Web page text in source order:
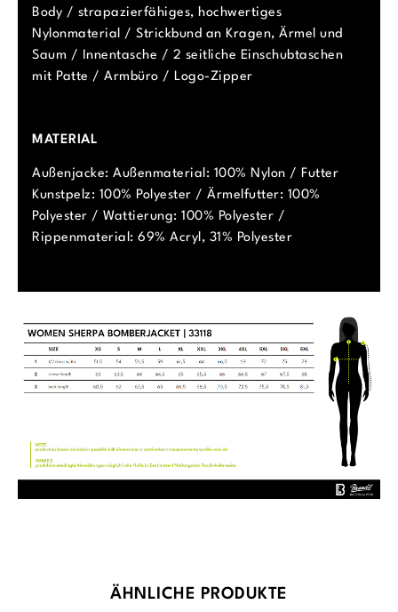
Body / strapazierfähiges, hochwertiges
Nylonmaterial / Strickbund an Kragen, Ärmel und
Saum / Innentasche / 2 seitliche Einschubtaschen
mit Patte / Armbüro / Logo-Zipper
MATERIAL
Außenjacke: Außenmaterial: 100% Nylon / Futter
Kunstpelz: 100% Polyester / Ärmelfutter: 100%
Polyester / Wattierung: 100% Polyester /
Rippenmaterial: 69% Acryl, 31% Polyester
Produktgalerie überspringen
ÄHNLICHE PRODUKTE